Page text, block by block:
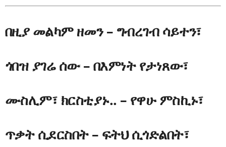
በዚያ መልካም ዘመን – ግብረገብ ሳይተን፣
ጎበዝ ያገሬ ሰው – በእምነት የታነጸው፣
ሙስሊም፣ ክርስቲያኑ.. – የዋሁ ምስኪኑ፣
ጥቃት ሲደርስበት – ፍትህ ሲጎድልበት፣